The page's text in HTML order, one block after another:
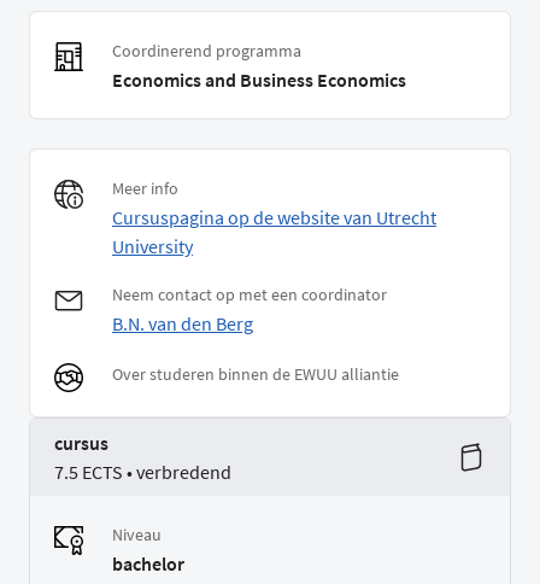
Coordinerend programma
Economics and Business Economics
Meer info
Cursuspagina op de website van Utrecht
University
Neem contact op met een coordinator
B.N. van den Berg
Over studeren binnen de EWUU alliantie
cursus
7.5 ECTS • verbredend
Niveau
bachelor